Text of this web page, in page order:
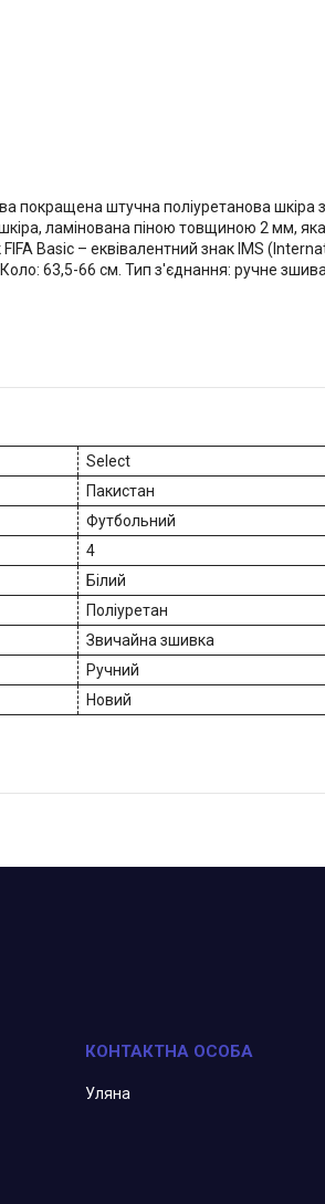
штучна поліуретанова шкіра
ламінована піною товщиною 2 мм,
Basic – еквівалентний знак IMS
63,5-66 см. Тип з'єднання: ручне
Select
Пакистан
Футбольний
4
Білий
Поліуретан
Звичайна зшивка
Ручний
Новий
Уляна